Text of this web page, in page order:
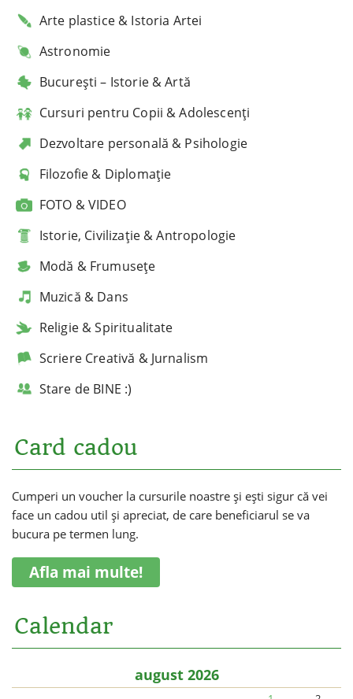
Arte plastice & Istoria Artei
Astronomie
București – Istorie & Artă
Cursuri pentru Copii & Adolescenți
Dezvoltare personală & Psihologie
Filozofie & Diplomație
FOTO & VIDEO
Istorie, Civilizație & Antropologie
Modă & Frumusețe
Muzică & Dans
Religie & Spiritualitate
Scriere Creativă & Jurnalism
Stare de BINE :)
Card cadou
Cumperi un voucher la cursurile noastre și ești sigur că vei
face un cadou util și apreciat, de care beneficiarul se va
bucura pe termen lung.
Afla mai multe!
Calendar
august 2026